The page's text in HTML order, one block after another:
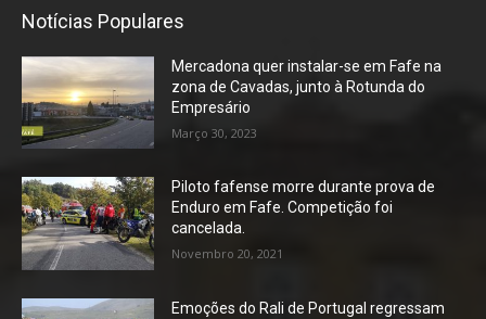
Notícias Populares
Mercadona quer instalar-se em Fafe na
zona de Cavadas, junto à Rotunda do
Empresário
Março 30, 2023
Piloto fafense morre durante prova de
Enduro em Fafe. Competição foi
cancelada.
Novembro 20, 2021
Emoções do Rali de Portugal regressam